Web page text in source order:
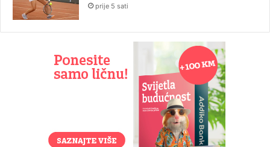
prije 5 sati